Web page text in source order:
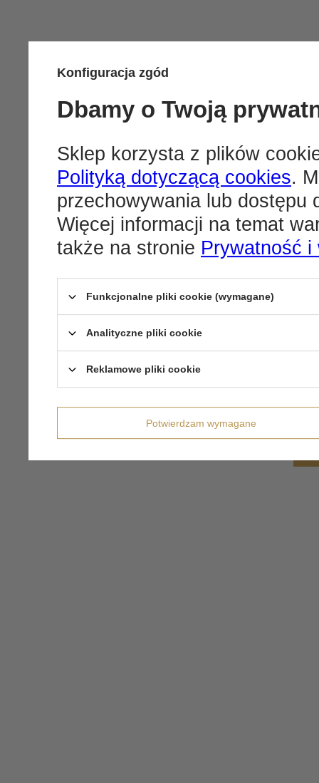
Konfiguracja zgód
Dbamy o Twoją
Sklep korzysta z plików
Polityką dotyczącą cookies.
przechowywania lub dostępu
Więcej informacji na temat
także na stronie Prywatność i
Funkcjonalne pliki cookie (wymagane)
Analityczne pliki cookie
Reklamowe pliki cookie
Potwierdzam wymagane